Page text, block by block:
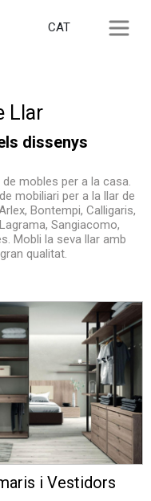
CAT
Llar
dissenys
mobles per a la casa.
mobiliari per a la llar de
Bontempi, Calligaris,
Sangiacomo,
Mobli la seva llar amb
qualitat.
i Vestidors